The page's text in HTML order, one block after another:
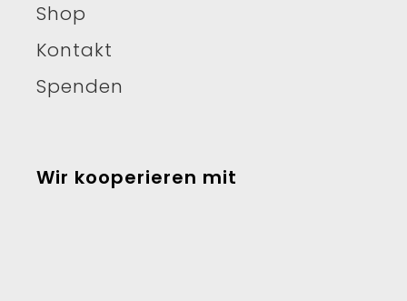
Shop
Kontakt
Spenden
Wir kooperieren mit